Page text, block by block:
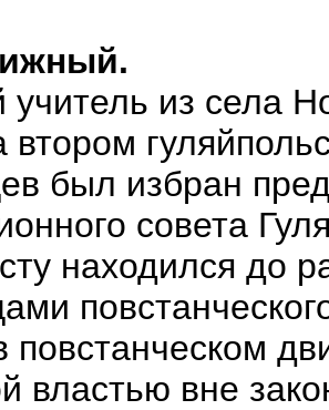
учитель из села
втором
был избран
совета
находился до
повстанческом
властью вне